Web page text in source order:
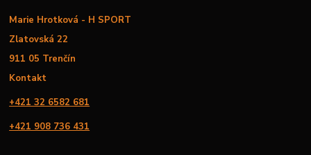
Marie Hrotková - H SPORT
Zlatovská 22
911 05 Trenčín
Kontakt
+421 32 6582 681
+421 908 736 431